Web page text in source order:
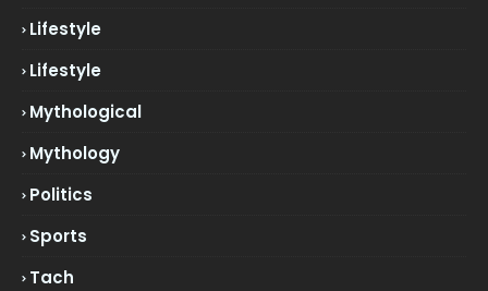
Lifestyle
Lifestyle
Mythological
Mythology
Politics
Sports
Tach